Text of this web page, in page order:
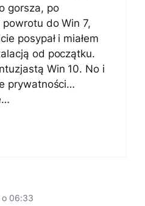
gorsza, po
do Win 7,
posypał i miałem
od początku.
Win 10. No i
prywatności…
o 06:33